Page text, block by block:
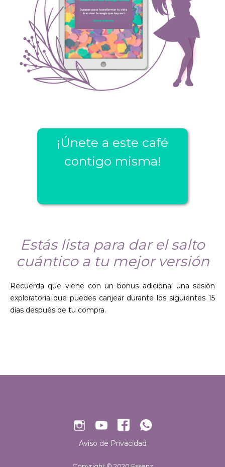
¡Únete a este café
contigo misma!
Estás lista para dar el salto
cuántico a tu mejor versión
Recuerda que viene con un bonus adicional una sesión
exploratoria que puedes canjear durante los siguientes 15
días después de tu compra.
Aviso de Privacidad